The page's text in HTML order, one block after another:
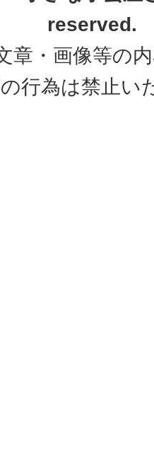
reserved.
章・画像等の
行為は禁止い